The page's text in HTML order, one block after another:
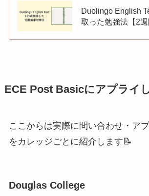
Duolingo English
取った勉強法【2週
ECE Post Basicにアプライ
ここからは実際に問い合わせ・ア
をカレッジごとに紹介します📝
Douglas College